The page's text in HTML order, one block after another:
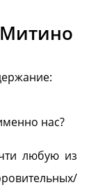
нас?
любую из